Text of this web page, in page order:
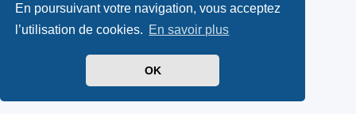
En poursuivant votre navigation, vous acceptez
l’utilisation de cookies. En savoir plus
OK